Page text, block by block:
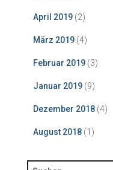
April 2019 (2)
März 2019 (4)
Februar 2019 (3)
Januar 2019 (9)
Dezember 2018 (4)
August 2018 (1)